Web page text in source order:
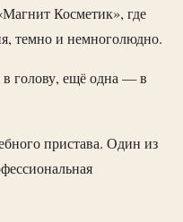
Косметик», где
темно и немноголюдно.
голову, ещё одна — в
пристава. Один из